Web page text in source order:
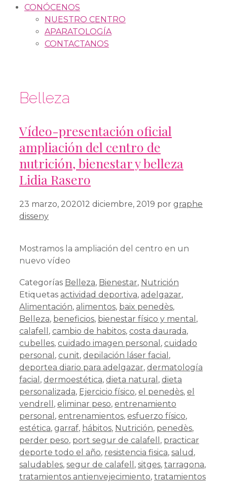
CONÓCENOS
NUESTRO CENTRO
APARATOLOGÍA
CONTACTANOS
Belleza
Vídeo-presentación oficial
ampliación del centro de
nutrición, bienestar y belleza
Lidia Rasero
23 marzo, 202012 diciembre, 2019 por graphe
disseny
Mostramos la ampliación del centro en un
nuevo vídeo
Categorías Belleza, Bienestar, Nutrición
Etiquetas actividad deportiva, adelgazar,
Alimentación, alimentos, baix penedès,
Belleza, beneficios, bienestar físico y mental ,
calafell , cambio de habitos, costa daurada,
cubelles, cuidado imagen personal , cuidado
personal , cunit, depilación láser facial ,
deportea diario para adelgazar, dermatología
facial , dermoestética, dieta natural , dieta
personalizada, Ejercicio físico, el penedès, el
vendrell , eliminar peso, entrenamiento
personal , entrenamientos, esfuerzo físico,
estética, garraf, hábitos, Nutrición, penedès,
perder peso, port segur de calafell , practicar
deporte todo el año, resistencia fisica, salud ,
saludables, segur de calafell , sitges, tarragona,
tratamientos antienvejecimiento, tratamientos